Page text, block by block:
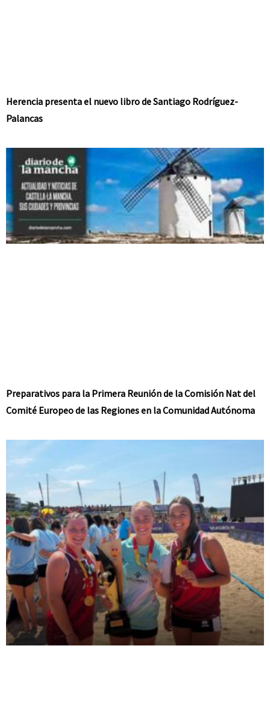
Herencia presenta el nuevo libro de Santiago Rodríguez-
Palancas
Preparativos para la Primera Reunión de la Comisión Nat del
Comité Europeo de las Regiones en la Comunidad Autónoma